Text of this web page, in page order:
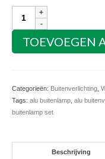
aluminium
pad-
armatuur
TOEVOEGEN
Categorieën: Buitenverlichting
Tags: alu buitenlamp alu
buitenlamp set
Beschrijving